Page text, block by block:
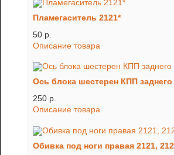
Пламегаситель 2121*
50 p.
Описание товара
Ось блока шестерен КПП заднего
250 p.
Описание товара
Обивка под ноги правая 2121,